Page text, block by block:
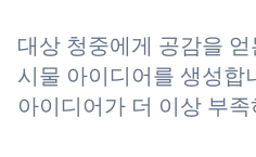
대상 청중에게 공감을
시물 아이디어를 생성합
아이디어가 더 이상 부